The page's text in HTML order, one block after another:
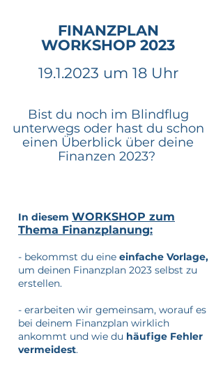
FINANZPLAN
WORKSHOP 2023
19.1.2023 um 18 Uhr
Bist du noch im Blindflug
unterwegs oder hast du schon
einen Überblick über deine
Finanzen 2023?
In diesem WORKSHOP zum
Thema Finanzplanung:
- bekommst du eine einfache Vorlage,
um deinen Finanzplan 2023 selbst zu
erstellen.
- erarbeiten wir gemeinsam, worauf es
bei deinem Finanzplan wirklich
ankommt und wie du häufige Fehler
vermeidest.